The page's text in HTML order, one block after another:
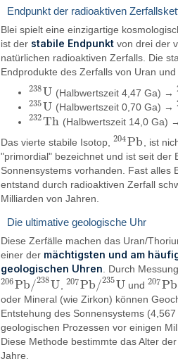
Endpunkt der radioaktiven
Blei spielt eine einzigartige
ist der stabile Endpunkt von drei der
natürlichen radioaktiven Zerfalls. Die
Endprodukte des Zerfalls von Uran
238U
238U (Halbwertszeit 4,47 Ga) →
235U
235U (Halbwertszeit 0,70 Ga) →
232Th
232Th (Halbwertszeit 14,0 Ga) →
Das vierte stabile Isotop,204Pb
204Pb
, ist
"primordial" bezeichnet und ist seit der
Sonnensystems vorhanden. Fast alles
entstand durch radioaktiven Zerfall
Milliarden von Jahren.
Die ultimative geologische Uhr
Diese Zerfälle machen das Uran/
einer der mächtigsten und am
geologischen Uhren. Durch
206Pb/238U
206Pb/238 U 207Pb/235U
207Pb/235U und207Pb
207Pb
oder Mineral (wie Zirkon) können
Entstehung des Sonnensystems
geologischen Prozessen vor einigen
Diese Methode bestimmte das Alter
Jahre.